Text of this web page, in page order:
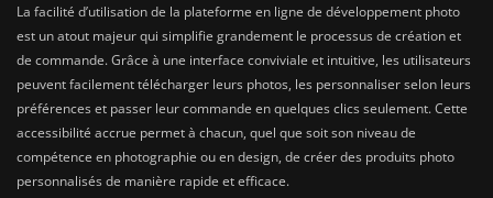
La facilité d’utilisation de la plateforme en ligne de développement photo
est un atout majeur qui simplifie grandement le processus de création et
de commande. Grâce à une interface conviviale et intuitive, les utilisateurs
peuvent facilement télécharger leurs photos, les personnaliser selon leurs
préférences et passer leur commande en quelques clics seulement. Cette
accessibilité accrue permet à chacun, quel que soit son niveau de
compétence en photographie ou en design, de créer des produits photo
personnalisés de manière rapide et efficace.